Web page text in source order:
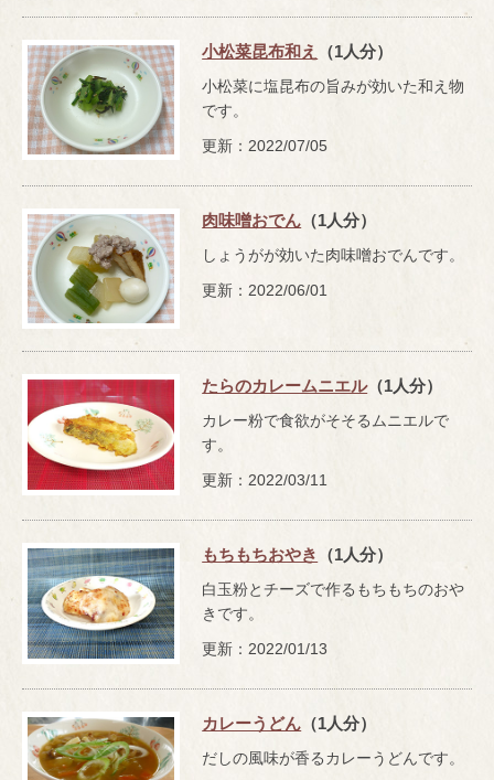
小松菜昆布和え （1人分）
小松菜に塩昆布の旨みが効いた和え物
です。
更新：2022/07/05
肉味噌おでん （1人分）
しょうがが効いた肉味噌おでんです。
更新：2022/06/01
たらのカレームニエル（1人分）
カレー粉で食欲がそそるムニエルで
す。
更新：2022/03/11
もちもちおやき （1人分）
白玉粉とチーズで作るもちもちのおや
きです。
更新：2022/01/13
カレーうどん （1人分）
だしの風味が香るカレーうどんです。